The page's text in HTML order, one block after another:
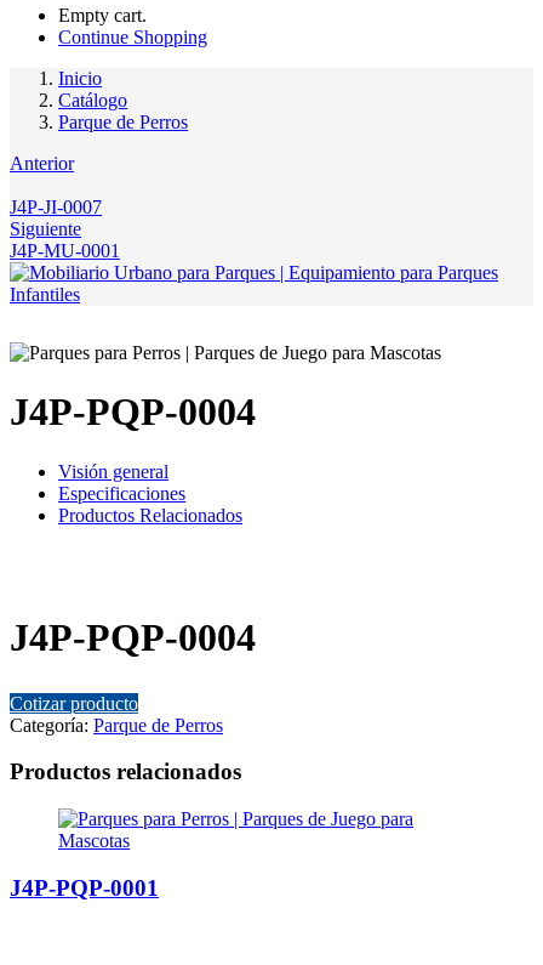
Empty cart.
Continue Shopping
Inicio
Catálogo
Parque de Perros
Anterior
J4P-JI-0007
Siguiente
J4P-MU-0001
J4P-PQP-0004
Visión general
Especificaciones
Productos Relacionados
J4P-PQP-0004
Cotizar producto
Categoría: Parque de Perros
Productos relacionados
J4P-PQP-0001